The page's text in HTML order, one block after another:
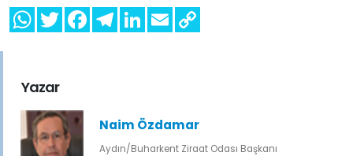
Yazar
Naim Özdamar
Aydın/Buharkent Ziraat Odası Başkanı